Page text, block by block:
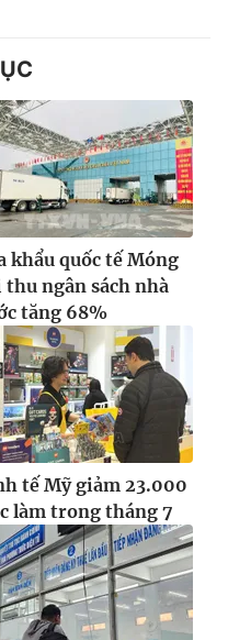
khẩu quốc tế Móng
thu ngân sách nhà
tăng 68%
tế Mỹ giảm 23.000
làm trong tháng 7